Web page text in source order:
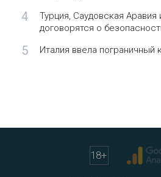
4
Турция, Саудовская Аравия
договорятся о
5 Италия ввела пограничный
18+